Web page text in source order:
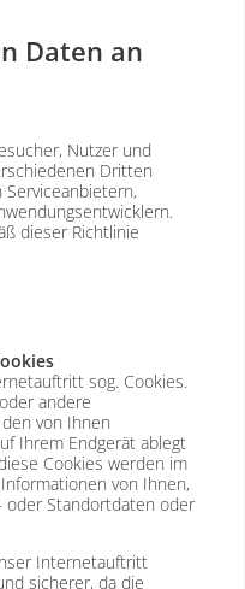
Daten an
Nutzer und
Dritten
dieser Richtlinie
sog. Cookies.
andere
von Ihnen
Ihrem Endgerät ablegt
Cookies werden im
von Ihnen,
oder Standortdaten oder
Internetauftritt
sicherer, da die